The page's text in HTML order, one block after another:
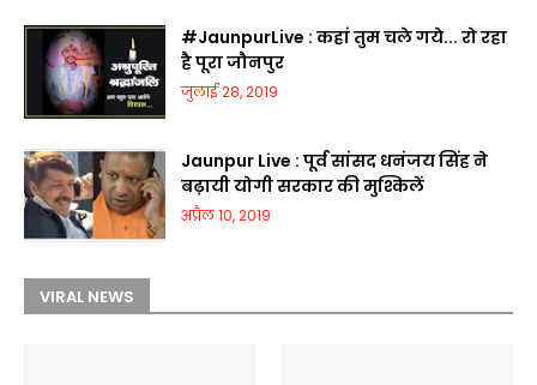
#JaunpurLive : कहां तुम चले गये... रो रहा
है पूरा जौनपुर
जुलाई 28, 2019
Jaunpur Live : पूर्व सांसद धनंजय सिंह ने
बढ़ायी योगी सरकार की मुश्किलें
अप्रैल 10, 2019
VIRAL NEWS